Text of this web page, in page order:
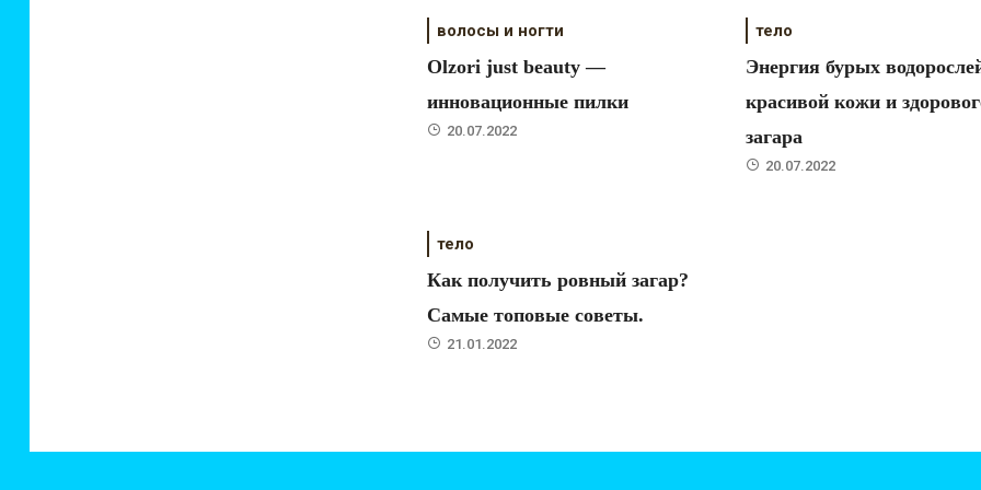
волосы и ногти
Olzori just beauty —
инновационные пилки
20.07.2022
тело
Энергия бурых
красивой кожи и
загара
20.07.2022
тело
Как получить ровный загар?
Самые топовые советы.
21.01.2022